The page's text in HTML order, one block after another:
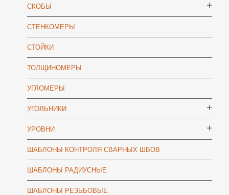
СКОБЫ
СТЕНКОМЕРЫ
СТОЙКИ
ТОЛЩИНОМЕРЫ
УГЛОМЕРЫ
УГОЛЬНИКИ
УРОВНИ
ШАБЛОНЫ КОНТРОЛЯ СВАРНЫХ ШВОВ
ШАБЛОНЫ РАДИУСНЫЕ
ШАБЛОНЫ РЕЗЬБОВЫЕ